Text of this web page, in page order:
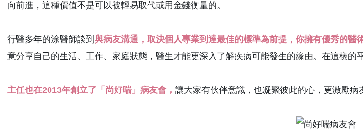
向前進，這種價值不是可以被輕易取代或用金錢衡量的。
行醫多年的涂醫師談到 與病友溝通，取決個人專業到達最佳的標準為前提，你擁有優秀的醫
意分享自己的生活、工作、家庭狀態，醫生才能更深入了解疾病可能發生的緣由。在這樣的
主任也在2013年創立了「尚好喘」病友會， 讓大家有伙伴意識，也凝聚彼此的心，更激勵病